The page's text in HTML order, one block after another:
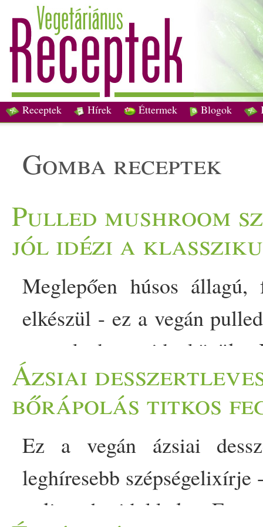
Receptek Hírek Éttermek Blogok
gomba receptek
Pulled mushroom
jól idézi a
Meglepően húsos állagú,
elkészül - ez a vegán
egy kedvenceid
vacsoraötletet keresel,
tökéletes választás lehet.
meglepően jól idézi a
pedig karakteres ízt ad
szendvics - meglepően
Ázsiai
bőrápolás titkos
Ez a vegán ázsiai
leghíresebb szépségelixírje
poliszacharidokkal.